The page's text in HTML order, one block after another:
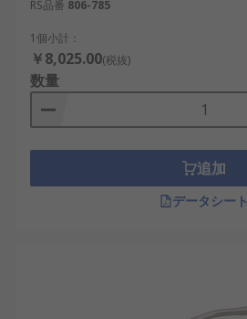
RS品番 806-785
1個小計：
￥8,025.00(税抜)
数量
追加
データシート